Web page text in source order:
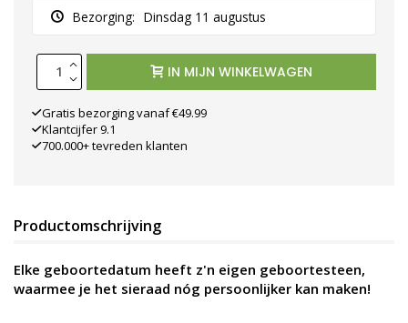
Bezorging: Dinsdag 11 augustus
IN MIJN WINKELWAGEN
Gratis bezorging vanaf €49.99
Klantcijfer 9.1
700.000+ tevreden klanten
Productomschrijving
Elke geboortedatum heeft z'n eigen geboortesteen,
waarmee je het sieraad nóg persoonlijker kan maken!